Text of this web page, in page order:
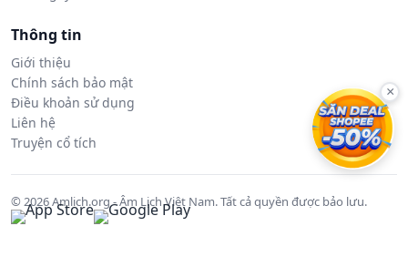
Thông tin
Giới thiệu
Chính sách bảo mật
Điều khoản sử dụng
Liên hệ
Truyện cổ tích
© 2026 Amlich.org - Âm Lịch Việt Nam. Tất cả quyền được bảo lưu.
×